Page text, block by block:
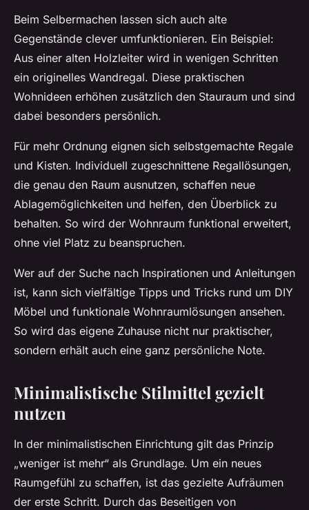
Beim Selbermachen lassen sich auch alte
Gegenstände clever umfunktionieren. Ein Beispiel:
Aus einer alten Holzleiter wird in wenigen Schritten
ein originelles Wandregal. Diese praktischen
Wohnideen erhöhen zusätzlich den Stauraum und sind
dabei besonders persönlich.
Für mehr Ordnung eignen sich selbstgemachte Regale
und Kisten. Individuell zugeschnittene Regallösungen,
die genau den Raum ausnutzen, schaffen neue
Ablagemöglichkeiten und helfen, den Überblick zu
behalten. So wird der Wohnraum funktional erweitert,
ohne viel Platz zu beanspruchen.
Wer auf der Suche nach Inspirationen und Anleitungen
ist, kann sich vielfältige Tipps und Tricks rund um DIY
Möbel und funktionale Wohnraumlösungen ansehen.
So wird das eigene Zuhause nicht nur praktischer,
sondern erhält auch eine ganz persönliche Note.
Minimalistische Stilmittel gezielt
nutzen
In der minimalistischen Einrichtung gilt das Prinzip
„weniger ist mehr“ als Grundlage. Um ein neues
Raumgefühl zu schaffen, ist das gezielte Aufräumen
der erste Schritt. Durch das Beseitigen von